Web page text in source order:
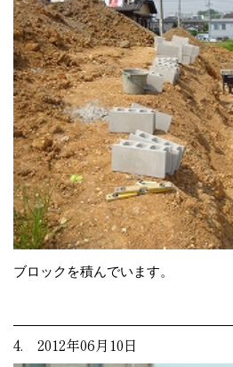
ブロックを積んでいます。
4. 2012年06月10日